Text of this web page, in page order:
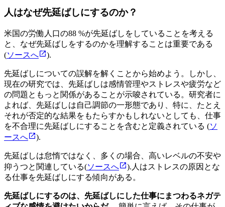
人はなぜ先延ばしにするのか？
米国の労働人口の88 %が先延ばしをしていることを考える
と、なぜ先延ばしをするのかを理解することは重要である
(ソースへ ).
先延ばしについての誤解を解くことから始めよう。しかし、
現在の研究では、先延ばしは感情管理やストレスや疲労など
の問題ともっと関係があることが示唆されている。研究者に
よれば、先延ばしは自己調節の一形態であり、特に、たとえ
それが否定的な結果をもたらすかもしれないとしても、仕事
を不合理に先延ばしにすることを含むと定義されている (ソ
ースへ
).
先延ばしは怠惰ではなく、多くの場合、高いレベルの不安や
抑うつと関連している(ソースへ
).人はストレスの原因とな
る仕事を先延ばしにする傾向がある。
先延ばしにするのは、先延ばしにした仕事にまつわるネガテ